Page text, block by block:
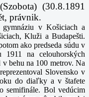
(30.8.1891
právnik.
gymnáziu v Košiciach a
Kluži a Budapešti.
ako predseda súdu v
na celouhorských
behu na 100 metrov. Na
Slovensko v
do diaľky a v štafete
semifinále. Bol vedúcim